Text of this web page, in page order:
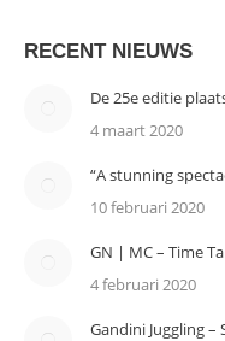
RECENT NIEUWS
De 25e editie
4 maart 2020
“A stunning
10 februari 2020
GN | MC – Time
4 februari 2020
Gandini Juggling –